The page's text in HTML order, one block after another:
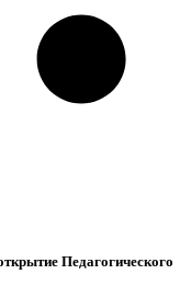
Педагогического